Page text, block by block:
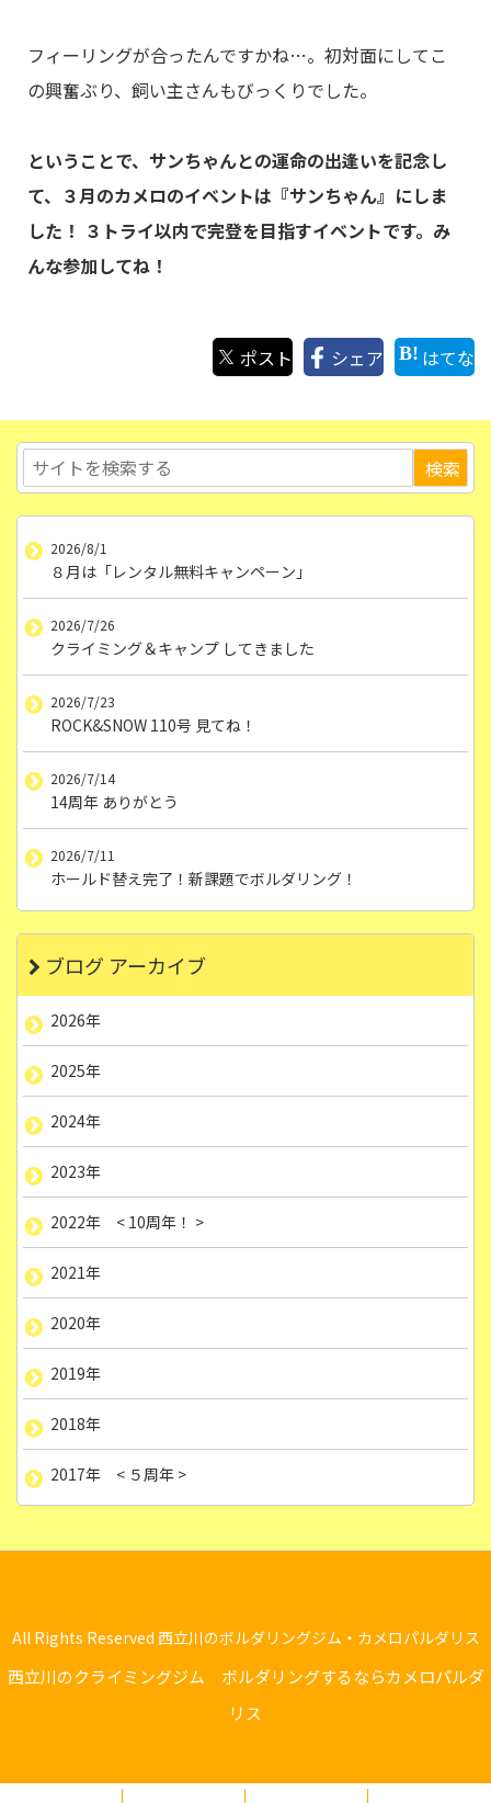
フィーリングが合ったんですかね…。初対面にしてこ
の興奮ぶり、飼い主さんもびっくりでした。
ということで、サンちゃんとの運命の出逢いを記念し
て、３月のカメロのイベントは『サンちゃん』にしま
した！ ３トライ以内で完登を目指すイベントです。み
んな参加してね！
ポスト シェア はてな
2026/8/1
８月は「レンタル無料キャンペーン」
2026/7/26
クライミング＆キャンプ してきました
2026/7/23
ROCK&SNOW 110号 見てね！
2026/7/14
14周年 ありがとう
2026/7/11
ホールド替え完了！新課題でボルダリング！
ブログ アーカイブ
2026年
2025年
2024年
2023年
2022年 < 10周年！ >
2021年
2020年
2019年
2018年
2017年 < ５周年 >
All Rights Reserved 西立川のボルダリングジム・カメロパルダリス
西立川のクライミングジム ボルダリングするならカメロパルダ
リス